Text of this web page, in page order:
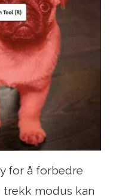
for å forbedre
modus kan